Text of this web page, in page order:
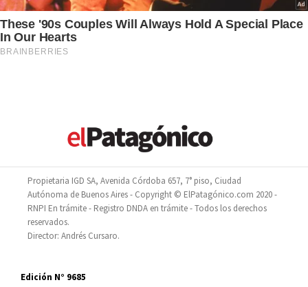
Propietaria IGD SA, Avenida Córdoba 657, 7° piso, Ciudad
Autónoma de Buenos Aires - Copyright © ElPatagónico.com 2020 -
RNPI En trámite - Registro DNDA en trámite - Todos los derechos
reservados.
Director: Andrés Cursaro.
Edición N° 9685